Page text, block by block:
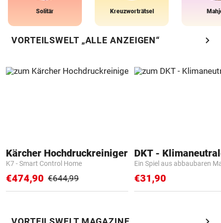
Solitär Kreuzworträtsel
VORTEILSWELT „ALLE ANZEIGEN“ chevron_right
Kärcher Hochdruckreiniger
K7 - Smart Control Home
€474,90 €644,99
Ein Spiel aus abbaubaren
€31,90